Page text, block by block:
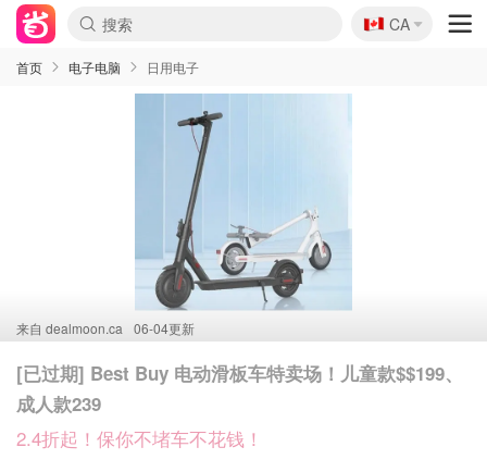
🇨🇦
CA
首页 电子电脑 日用电子
来自 dealmoon.ca 06-04更新
[已过期] Best Buy 电动滑板车特卖场！儿童款$$199、
成人款239
2.4折起！保你不堵车不花钱！